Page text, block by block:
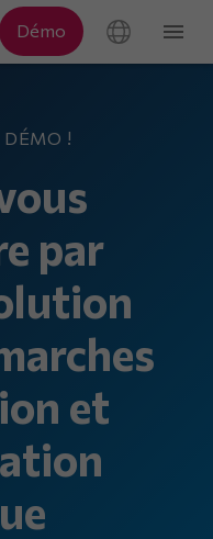
!
par
et